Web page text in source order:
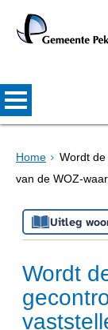
Home
Wordt
van de WOZ-
Uitleg
Wordt